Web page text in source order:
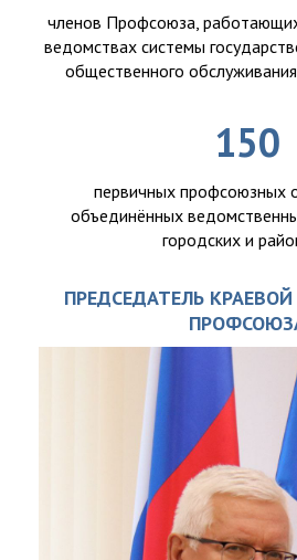
членов Профсоюза,
ведомствах системы
общественного
150
первичных профсоюзных
объединённых
городских и
ПРЕДСЕДАТЕЛЬ